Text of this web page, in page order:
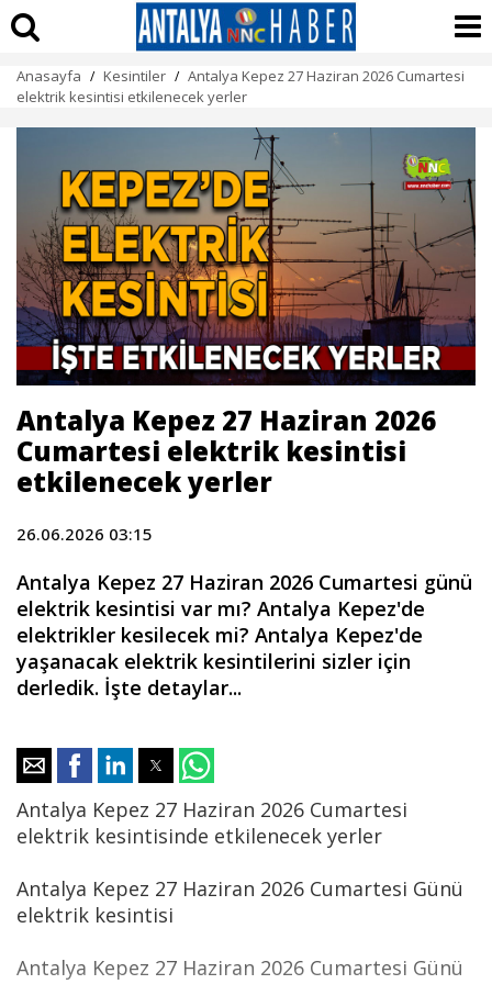
Anasayfa / Kesintiler / Antalya Kepez 27 Haziran 2026 Cumartesi
elektrik kesintisi etkilenecek yerler
Antalya Kepez 27 Haziran 2026
Cumartesi elektrik kesintisi
etkilenecek yerler
26.06.2026 03:15
Antalya Kepez 27 Haziran 2026 Cumartesi günü
elektrik kesintisi var mı? Antalya Kepez'de
elektrikler kesilecek mi? Antalya Kepez'de
yaşanacak elektrik kesintilerini sizler için
derledik. İşte detaylar...
Antalya Kepez 27 Haziran 2026 Cumartesi
elektrik kesintisinde etkilenecek yerler
Antalya Kepez 27 Haziran 2026 Cumartesi Günü
elektrik kesintisi
Antalya Kepez 27 Haziran 2026 Cumartesi Günü